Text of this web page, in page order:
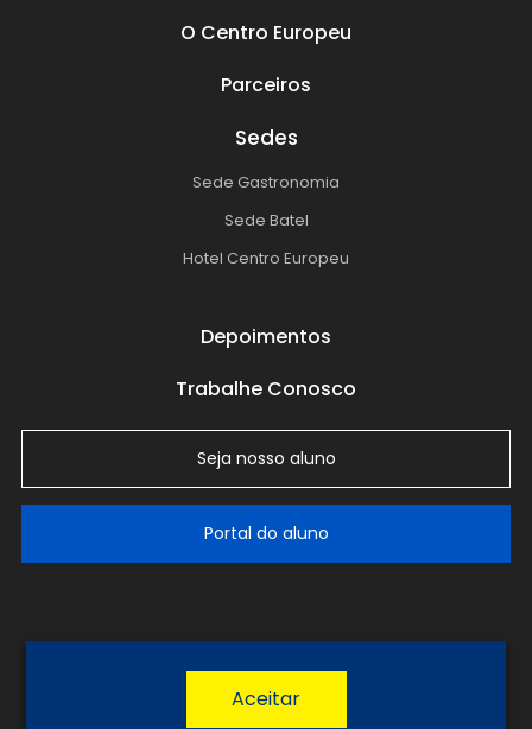
O Centro Europeu
Parceiros
Sedes
Sede Gastronomia
Sede Batel
Hotel Centro Europeu
Depoimentos
Trabalhe Conosco
Seja nosso aluno
Portal do aluno
Política de Privacidade